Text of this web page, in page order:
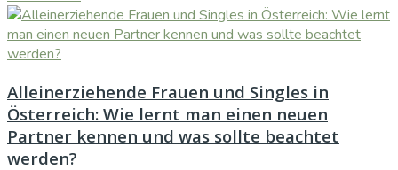
Alleinerziehende Frauen und Singles in
Österreich: Wie lernt man einen neuen
Partner kennen und was sollte beachtet
werden?